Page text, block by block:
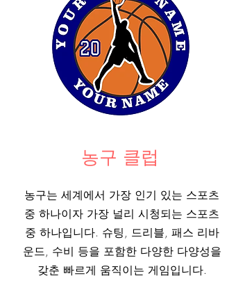
농구 클럽
농구는 세계에서 가장 인기 있는 스포츠
중 하나이자 가장 널리 시청되는 스포츠
중 하나입니다. 슈팅, 드리블, 패스 리바
운드, 수비 등을 포함한 다양한 다양성을
갖춘 빠르게 움직이는 게임입니다.